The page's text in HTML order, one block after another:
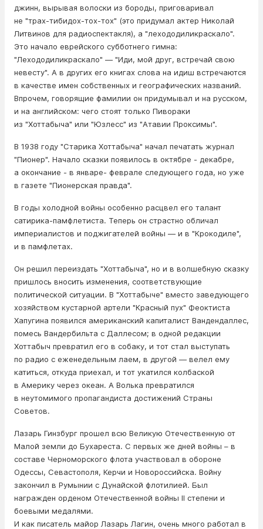
джинн, вырывая волоски из бороды, приговаривал
не "трах-тибидох-тох-тох" (это придумал актер Николай
Литвинов для радиоспектакля), а "лехододиликраскало".
Это начало еврейского субботнего гимна:
"Лехододиликраскало" — "Иди, мой друг, встречай свою
невесту". А в других его книгах слова на идиш встречаются
в качестве имен собственных и географических названий.
Впрочем, говорящие фамилии он придумывал и на русском,
и на английском: чего стоят только Пивораки
из "Хоттабыча" или "Юзлесс" из "Атавии Проксимы".
В 1938 году "Старика Хоттабыча" начал печатать журнал
"Пионер". Начало сказки появилось в октябре - декабре,
а окончание - в январе- феврале следующего года, но уже
в газете "Пионерская правда".
В годы холодной войны особенно расцвел его талант
сатирика-памфлетиста. Теперь он страстно обличал
империалистов и поджигателей войны — и в "Крокодиле",
и в памфлетах.
Он решил переиздать "Хоттабыча", но и в волшебную сказку
пришлось вносить изменения, соответствующие
политической ситуации. В "Хоттабыче" вместо заведующего
хозяйством кустарной артели "Красный пух" Феоктиста
Хапугина появился американский капиталист Вандендаллес,
помесь Вандербильта с Даллесом; в одной редакции
Хоттабыч превратил его в собаку, и тот стал выступать
по радио с еженедельным лаем, в другой — велел ему
катиться, откуда приехал, и тот укатился колбаской
в Америку через океан. А Волька превратился
в неутомимого пропагандиста достижений Страны
Советов.
Лазарь Гинзбург прошел всю Великую Отечественную от
Малой земли до Бухареста. С первых же дней войны – в
составе Черноморского флота участвовал в обороне
Одессы, Севастополя, Керчи и Новороссийска. Войну
закончил в Румынии с Дунайской флотилией. Был
награжден орденом Отечественной войны II степени и
боевыми медалями.
И как писатель майор Лазарь Лагин, очень много работал в